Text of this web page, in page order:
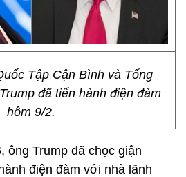
Tập Cận Bình và Tổng
đã tiến hành điện đàm
hôm 9/2.
ông Trump đã chọc giận
điện đàm với nhà lãnh